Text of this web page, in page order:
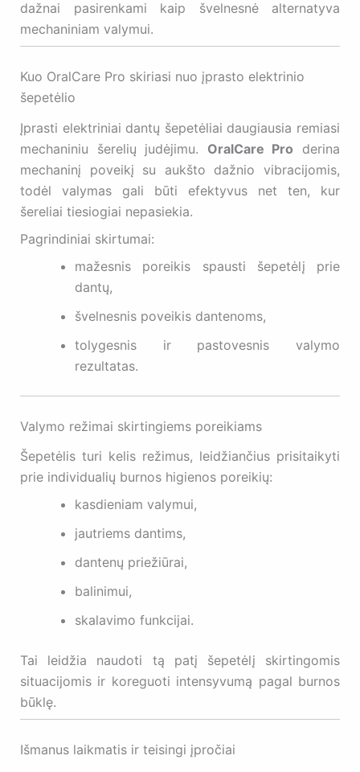
dažnai pasirenkami kaip švelnesnė alternatyva
mechaniniam valymui.
Kuo OralCare Pro skiriasi nuo įprasto elektrinio
šepetėlio
Įprasti elektriniai dantų šepetėliai daugiausia remiasi
mechaniniu šerelių judėjimu. OralCare Pro derina
mechaninį poveikį su aukšto dažnio vibracijomis,
todėl valymas gali būti efektyvus net ten, kur
šereliai tiesiogiai nepasiekia.
Pagrindiniai skirtumai:
mažesnis poreikis spausti šepetėlį prie
dantų,
švelnesnis poveikis dantenoms,
tolygesnis ir pastovesnis valymo
rezultatas.
Valymo režimai skirtingiems poreikiams
Šepetėlis turi kelis režimus, leidžiančius prisitaikyti
prie individualių burnos higienos poreikių:
kasdieniam valymui,
jautriems dantims,
dantenų priežiūrai,
balinimui,
skalavimo funkcijai.
Tai leidžia naudoti tą patį šepetėlį skirtingomis
situacijomis ir koreguoti intensyvumą pagal burnos
būklę.
Išmanus laikmatis ir teisingi įpročiai